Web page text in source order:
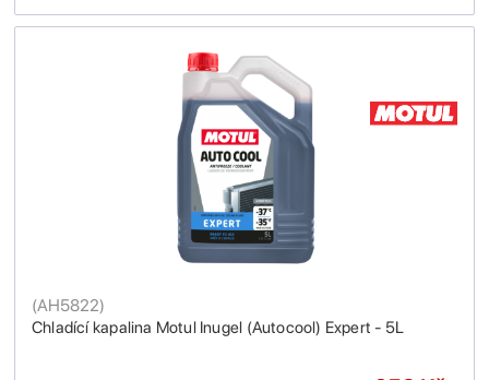
Chladící kapalina Motul Inugel (Autocool) Expert - 5L
(AH5822)